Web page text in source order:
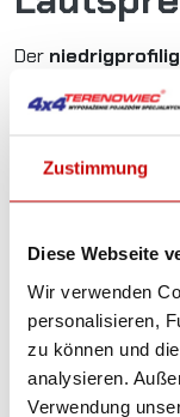
Zustimmung
Diese Webseite
Wir verwenden
personalisieren,
zu können und
analysieren.
Verwendung
Der
hoch) des
Grad-LED-
weißen Panelund
Lautsprecher
Im Lieferumfang
Länge von 1409
fürTransporter
zertifiziert und